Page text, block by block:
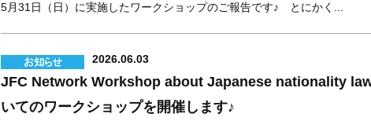
5月31日（日）に実施したワークショップのご報告です♪ とにかく...
2026.06.03
JFC Network Workshop about Japanese nationality
いてのワークショップを開催します♪